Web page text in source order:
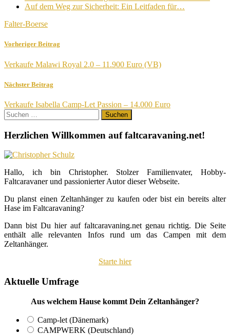
Auf dem Weg zur Sicherheit: Ein Leitfaden für…
Falter-Boerse
Vorheriger Beitrag
Verkaufe Malawi Royal 2.0 – 11.900 Euro (VB)
Nächster Beitrag
Verkaufe Isabella Camp-Let Passion – 14.000 Euro
Suchen
nach:
Herzlichen Willkommen auf faltcaravaning.net!
Hallo, ich bin Christopher. Stolzer Familienvater, Hobby-
Faltcaravaner und passionierter Autor dieser Webseite.
Du planst einen Zeltanhänger zu kaufen oder bist ein bereits alter
Hase im Faltcaravaning?
Dann bist Du hier auf faltcaravaning.net genau richtig. Die Seite
enthält alle relevanten Infos rund um das Campen mit dem
Zeltanhänger.
Starte hier
Aktuelle Umfrage
Aus welchem Hause kommt Dein Zeltanhänger?
Camp-let (Dänemark)
CAMPWERK (Deutschland)